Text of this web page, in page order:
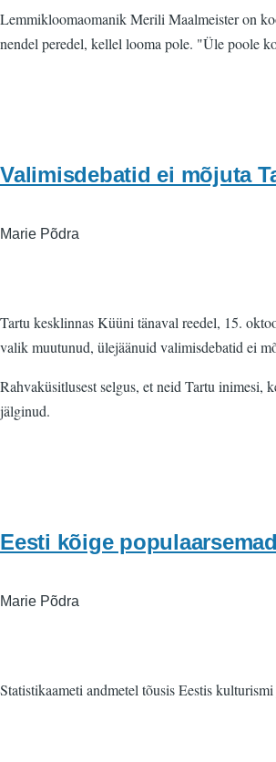
Lemmikloomaomanik Merili Maalmeister on
nendel peredel, kellel looma pole. "Üle poole
Valimisdebatid ei mõjuta
Marie Põdra
Tartu kesklinnas Küüni tänaval reedel, 15.
valik muutunud, ülejäänuid valimisdebatid ei
Rahvaküsitlusest selgus, et neid Tartu inimesi,
jälginud.
Eesti kõige
Marie Põdra
Statistikaameti andmetel tõusis Eestis